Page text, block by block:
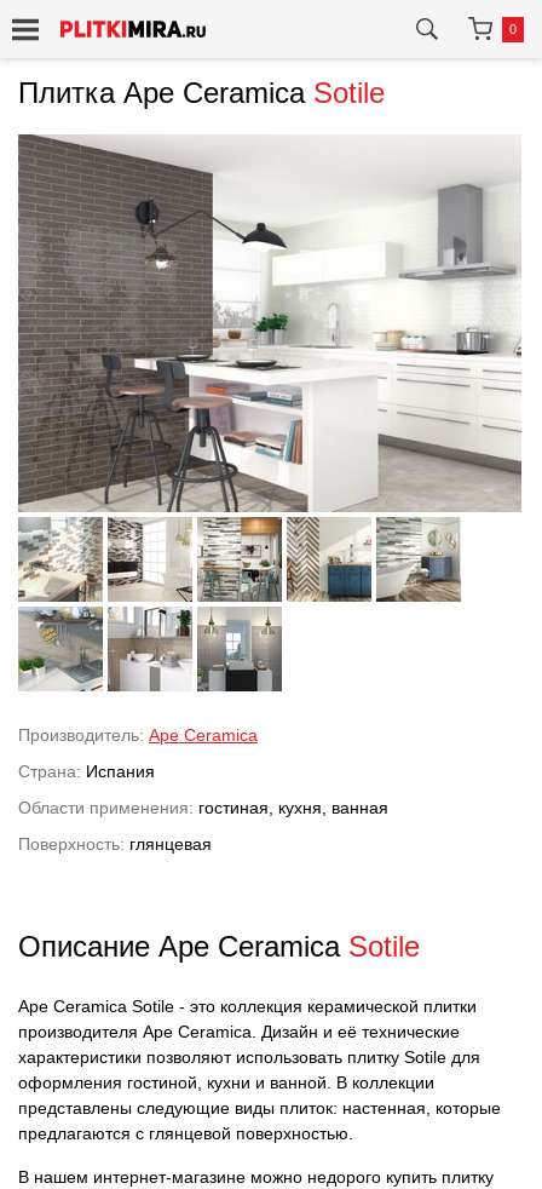
0
Плитка Ape Ceramica Sotile
Производитель: Ape Ceramica
Страна: Испания
Области применения: гостиная, кухня, ванная
Поверхность: глянцевая
Описание Ape Ceramica Sotile
Ape Ceramica Sotile - это коллекция керамической плитки
производителя Ape Ceramica. Дизайн и её технические
характеристики позволяют использовать плитку Sotile для
оформления гостиной, кухни и ванной. В коллекции
представлены следующие виды плиток: настенная, которые
предлагаются с глянцевой поверхностью.
В нашем интернет-магазине можно недорого купить плитку